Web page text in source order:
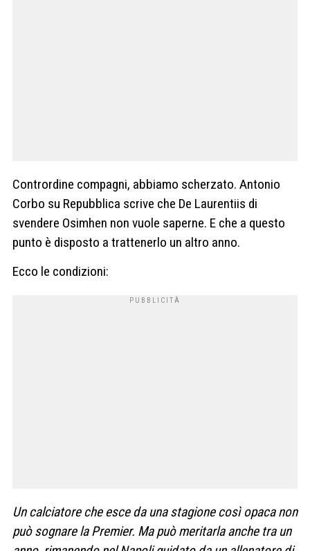
Contrordine compagni, abbiamo scherzato. Antonio
Corbo su Repubblica scrive che De Laurentiis di
svendere Osimhen non vuole saperne. E che a questo
punto è disposto a trattenerlo un altro anno.
Ecco le condizioni:
Un calciatore che esce da una stagione così opaca non
può sognare la Premier. Ma può meritarla anche tra un